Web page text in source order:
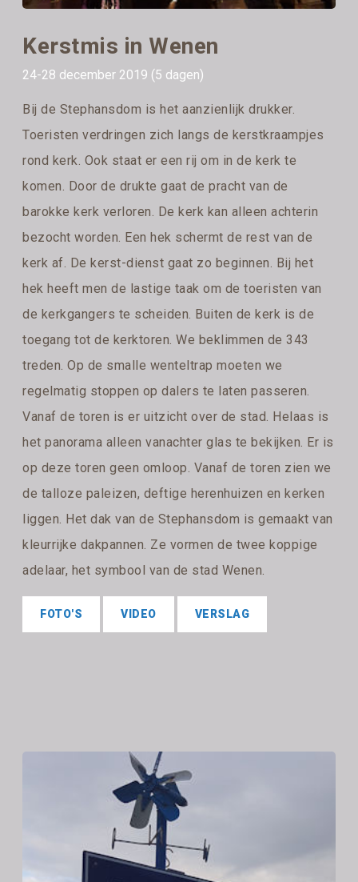
Kerstmis in Wenen
24-28 december 2019 (5 dagen)
Bij de Stephansdom is het aanzienlijk drukker.
Toeristen verdringen zich langs de kerstkraampjes
rond kerk. Ook staat er een rij om in de kerk te
komen. Door de drukte gaat de pracht van de
barokke kerk verloren. De kerk kan alleen achterin
bezocht worden. Een hek schermt de rest van de
kerk af. De kerst-dienst gaat zo beginnen. Bij het
hek heeft men de lastige taak om de toeristen van
de kerkgangers te scheiden. Buiten de kerk is de
toegang tot de kerktoren. We beklimmen de 343
treden. Op de smalle wenteltrap moeten we
regelmatig stoppen op dalers te laten passeren.
Vanaf de toren is er uitzicht over de stad. Helaas is
het panorama alleen vanachter glas te bekijken. Er is
op deze toren geen omloop. Vanaf de toren zien we
de talloze paleizen, deftige herenhuizen en kerken
liggen. Het dak van de Stephansdom is gemaakt van
kleurrijke dakpannen. Ze vormen de twee koppige
adelaar, het symbool van de stad Wenen.
FOTO'S VIDEO VERSLAG